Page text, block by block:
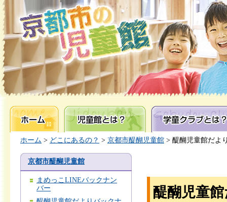
ホーム 児童館とは？ 学童クラブとは？
ホーム > どこにあるの？ > 京都市醍醐児童館 > 醍醐児童館だよ
京都市醍醐児童館
まめっこLINEバックナン
バー
醍醐児童